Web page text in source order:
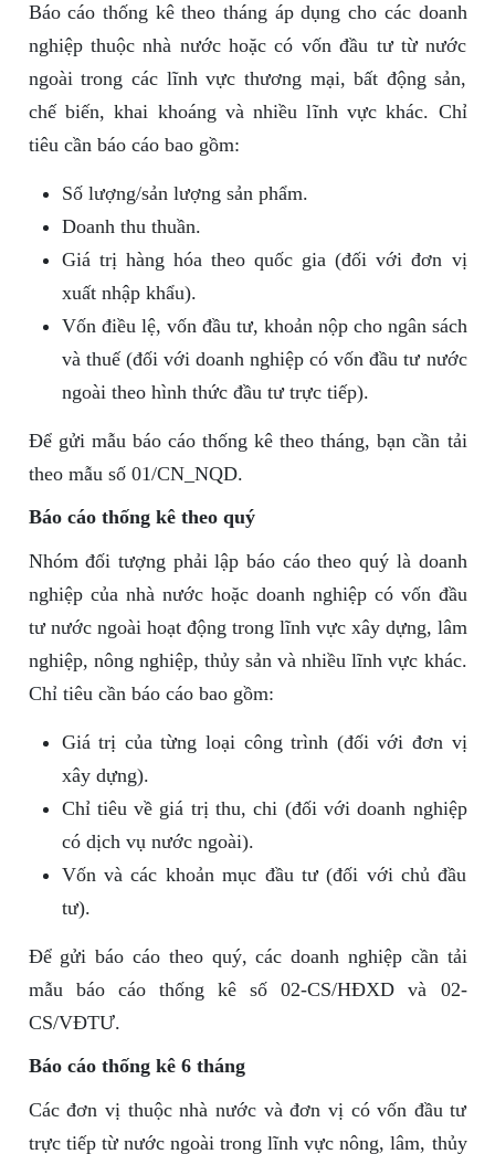
Báo cáo thống kê theo tháng áp dụng cho các doanh
nghiệp thuộc nhà nước hoặc có vốn đầu tư từ nước
ngoài trong các lĩnh vực thương mại, bất động sản,
chế biến, khai khoáng và nhiều lĩnh vực khác. Chỉ
tiêu cần báo cáo bao gồm:
Số lượng/sản lượng sản phẩm.
Doanh thu thuần.
Giá trị hàng hóa theo quốc gia (đối với đơn vị
xuất nhập khẩu).
Vốn điều lệ, vốn đầu tư, khoản nộp cho ngân sách
và thuế (đối với doanh nghiệp có vốn đầu tư nước
ngoài theo hình thức đầu tư trực tiếp).
Để gửi mẫu báo cáo thống kê theo tháng, bạn cần tải
theo mẫu số 01/CN_NQD.
Báo cáo thống kê theo quý
Nhóm đối tượng phải lập báo cáo theo quý là doanh
nghiệp của nhà nước hoặc doanh nghiệp có vốn đầu
tư nước ngoài hoạt động trong lĩnh vực xây dựng, lâm
nghiệp, nông nghiệp, thủy sản và nhiều lĩnh vực khác.
Chỉ tiêu cần báo cáo bao gồm:
Giá trị của từng loại công trình (đối với đơn vị
xây dựng).
Chỉ tiêu về giá trị thu, chi (đối với doanh nghiệp
có dịch vụ nước ngoài).
Vốn và các khoản mục đầu tư (đối với chủ đầu
tư).
Để gửi báo cáo theo quý, các doanh nghiệp cần tải
mẫu báo cáo thống kê số 02-CS/HĐXD và 02-
CS/VĐTƯ.
Báo cáo thống kê 6 tháng
Các đơn vị thuộc nhà nước và đơn vị có vốn đầu tư
trực tiếp từ nước ngoài trong lĩnh vực nông, lâm, thủy